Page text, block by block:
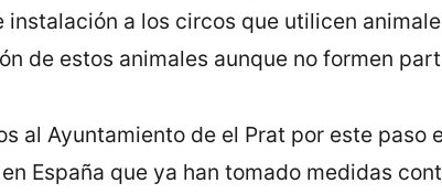
a los circos que utilicen
de estos animales aunque no formen
al Ayuntamiento de el Prat por este paso
en España que ya han tomado medidas